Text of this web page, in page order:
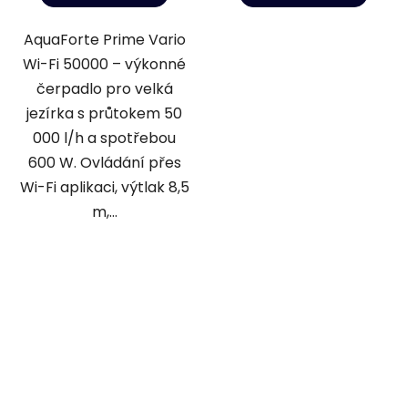
AquaForte Prime Vario
Wi-Fi 50000 – výkonné
čerpadlo pro velká
jezírka s průtokem 50
000 l/h a spotřebou
600 W. Ovládání přes
Wi-Fi aplikaci, výtlak 8,5
m,...